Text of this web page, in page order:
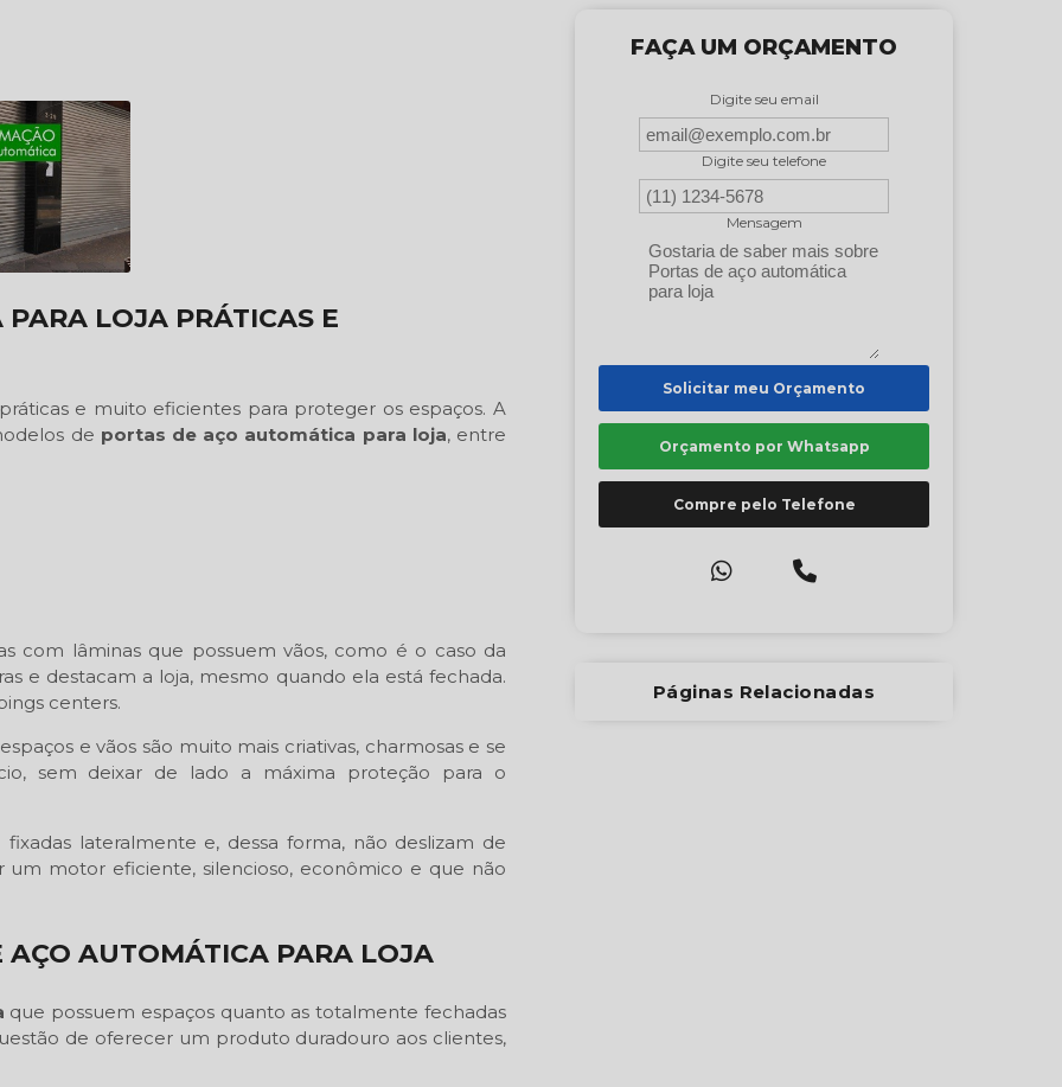
LOJA PRÁTICAS E
e muito eficientes para proteger os espaços. A
de portas de aço automática para loja, entre
com lâminas que possuem vãos, como é o caso da
e destacam a loja, mesmo quando ela está fechada.
centers.
e vãos são muito mais criativas, charmosas e se
sem deixar de lado a máxima proteção para o
lateralmente e, dessa forma, não deslizam de
motor eficiente, silencioso, econômico e que não
AÇO AUTOMÁTICA PARA LOJA
que possuem espaços quanto as totalmente fechadas
de oferecer um produto duradouro aos clientes,
FAÇA UM ORÇAMENTO
Digite seu email
Digite seu telefone
Mensagem
Solicitar meu Orçamento
Orçamento por Whatsapp
Compre pelo Telefone
Páginas Relacionadas